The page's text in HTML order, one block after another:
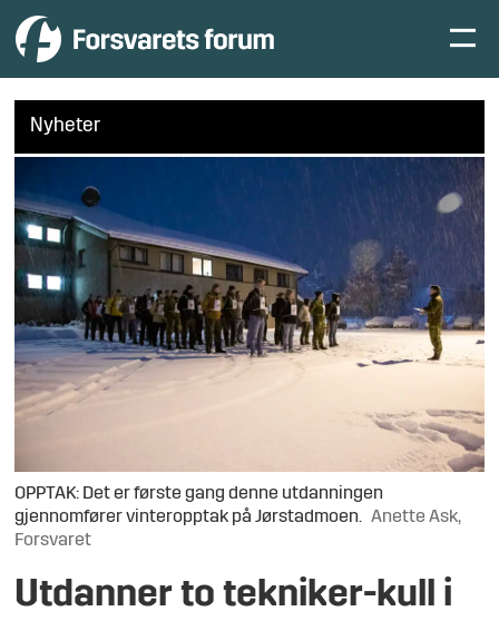
Nyheter
OPPTAK: Det er første gang denne utdanningen
gjennomfører vinteropptak på Jørstadmoen. Anette Ask,
Forsvaret
Utdanner to tekniker-kull i